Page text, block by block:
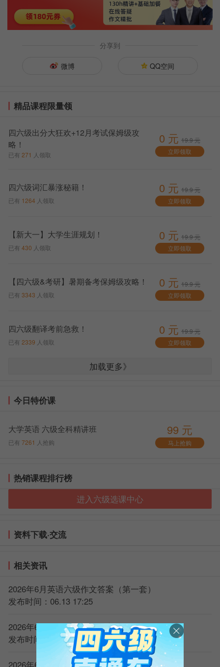
16：10——16：15 考试暂停5分钟，收答题卡1(即
作文和听力)
以上就是新东方在线英语六级频道给大家整理的
语六级频道。
分享到
微博 QQ空间
精品课程限量领
四六级出分大狂欢+12月考试保姆级攻
略！
已有 271 人领取
0 元 19.9 元
立即领取
四六级词汇暴涨秘籍！
已有 1264 人领取
0 元 19.9 元
立即领取
【新大一】大学生涯规划！
已有 430 人领取
0 元 19.9 元
立即领取
【四六级&考研】暑期备考保姆级攻略！
已有 3343 人领取
0 元 19.9 元
立即领取
四六级翻译考前急救！
已有 2339 人领取
0 元 19.9 元
立即领取
加载更多》
今日特价课
大学英语 六级全科精讲班
已有 7261 人抢购
99 元
马上抢购
热销课程排行榜
进入六级选课中心
资料下载·交流
相关资讯
2026年6月英语六级作文答案（第一套）
发布时间：06.13 17:25
2026年6月英语六级作文答案（第二套）
发布时间：06.13 17:25